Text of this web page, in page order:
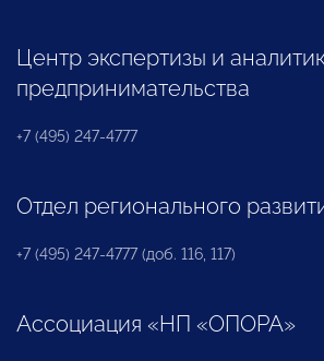
Центр экспертизы и
предпринимательства
+7 (495) 247-4777
Отдел регионального
+7 (495) 247-4777 (доб. 116, 117)
Ассоциация «НП «ОПОРА»